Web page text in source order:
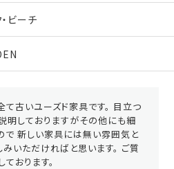
ビーチ
古いユーズド家具です。 目立つ
明しておりますがその他にも細
で 新しい家具には無い雰囲気と
いただければと思います。 ご質
おります。